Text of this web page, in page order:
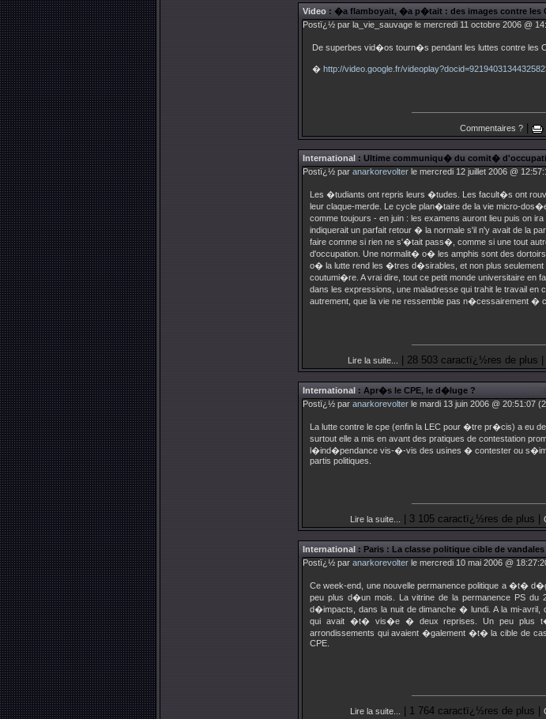
Video : �a flamboyait, �a p�tait : des images contre les
Postï¿½ par la_vie_sauvage le mercredi 11 octobre 2006 @
De superbes vid�os tourn�s pendant les luttes contre les
� http://video.google.fr/
Commentaires ?|
International : Ultime communiqu� du comit�
Postï¿½ par anarkorevolter le mercredi 12 juillet 2006 @
Les �tudiants ont repris leurs �tudes. Les facult�s ont
leur claque-merde. Le cycle plan�taire de la vie micro-
comme toujours - en juin : les examens auront lieu puis on
indiquerait un parfait retour � la normale s'il n'y avait de la
faire comme si rien ne s'�tait pass�, comme si une tout
d'occupation. Une normalit� o� les amphis sont des
o� la lutte rend les �tres d�sirables, et non plus
coutumi�re. A vrai dire, tout ce petit monde universitaire
dans les expressions, une maladresse qui trahit le travail
autrement, que la vie ne ressemble pas n�cessairement �
Lire la suite... | 28 503 caractï¿½res de plus |
International : Apr�s le CPE, le d�luge ?
Postï¿½ par anarkorevolter le mardi 13 juin 2006 @ 20:51:07
La lutte contre le cpe (enfin la LEC pour �tre pr�cis) a eu
surtout elle a mis en avant des pratiques de contestation
l�ind�pendance vis-�-vis des usines � contester ou
partis politiques.
Lire la suite... | 3 105 caractï¿½res de plus |
International : Paris : La classe politique cible de vandales
Postï¿½ par anarkorevolter le mercredi 10 mai 2006 @
Ce week-end, une nouvelle permanence politique a �t�
peu plus d�un mois. La vitrine de la permanence PS du
d�impacts, dans la nuit de dimanche � lundi. A la mi-
qui avait �t� vis�e � deux reprises. Un peu plus
arrondissements qui avaient �galement �t� la cible de
CPE.
Lire la suite... | 1 764 caractï¿½res de plus |